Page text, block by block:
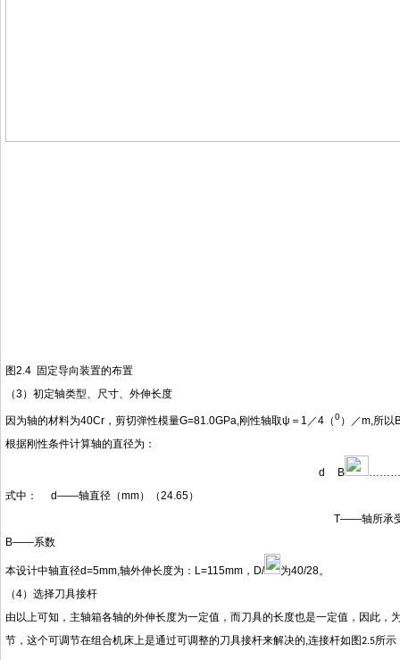
图2.4 固定导向装置的布置
（3）初定轴类型、尺寸、外伸长度
因为轴的材料为40Cr，剪切弹性模量G=81.0GPa,刚性轴取ψ＝1／4（0）／m,所以
根据刚性条件计算轴的直径为：
d B
式中：
d——轴直径（mm）（24.65）
T——轴所承受
B——系数
本设计中轴直径d=5mm,轴外伸长度为：L=115mm， D/ 为40/28。
（4）选择刀具接杆
由以上可知，主轴箱各轴的外伸长度为一定值，而刀具的长度也是一定值，因此
节，这个可调节在组合机床上是通过可调整的刀具接杆来解决的,连接杆如图2.5所示